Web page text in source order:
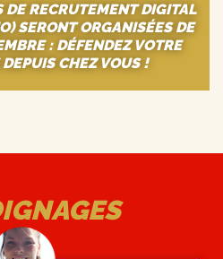
DE RECRUTEMENT DIGITAL
SERONT ORGANISÉES DE
: DÉFENDEZ VOTRE
CHEZ VOUS !